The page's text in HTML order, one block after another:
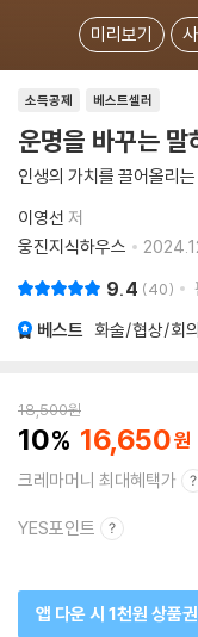
미리보기
소득공제 베스트셀러
운명을 바꾸는 말
인생의 가치를 끌어올리
이영선 저
웅진지식하우스
9.4 40
베스트 화술/협상/회
18,500원
10 16,650
크레마머니 최대혜택가
YES포인트
앱 다운 시 1천원 상품권